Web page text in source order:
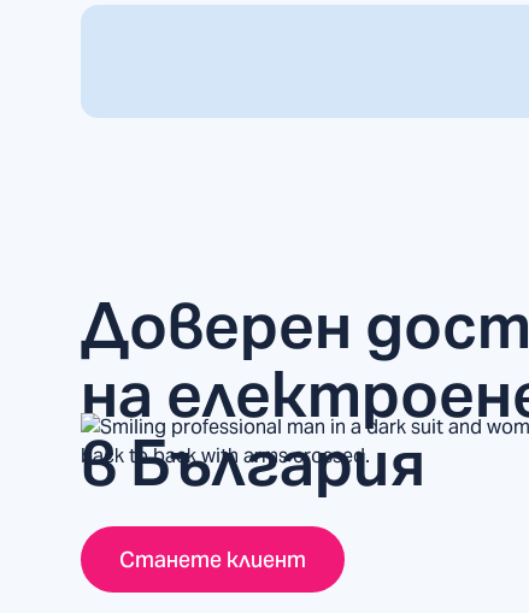
Доверен
на
в България
Станете клиент